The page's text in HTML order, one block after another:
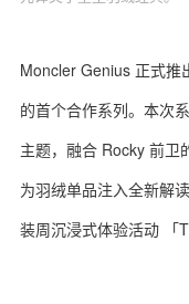
Moncler Genius 正式推
的首个合作系列。本次
主题，融合 Rocky 前卫
为羽绒单品注入全新解
装周沉浸式体验活动 「